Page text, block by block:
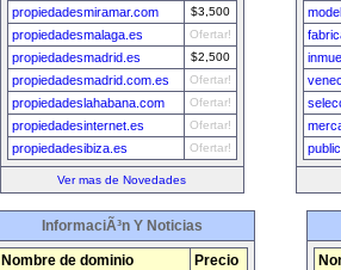
propiedadesmiramar.com $3,500
propiedadesmalaga.es Ofertar!
propiedadesmadrid.es $2,500
propiedadesmadrid.com.es Ofertar!
propiedadeslahabana.com Ofertar!
propiedadesinternet.es Ofertar!
propiedadesibiza.es Ofertar!
Ver mas de Novedades
InformaciÃ³n Y Noticias
Nombre de dominio Precio